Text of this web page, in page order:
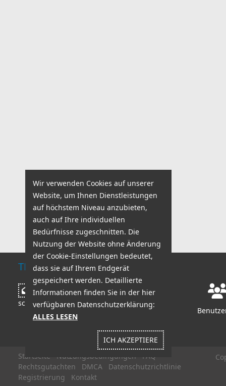
TECHNISCHER SUPPORT
Nachricht
schreiben
Arbeitszeiten:
Sa - So: 8:00 - 14:00
Startseite Nutzungsbedingungen
FAQ
Rechtsgutachten
DMCA
Datenschutzrichtlinie
Registrierung
Kontakt
Wir verwenden Cookies auf unserer
Website, um Ihnen Dienstleistungen
auf höchstem Niveau anzubieten,
auch auf Ihre individuellen
Bedürfnisse zugeschnitten. Die
Nutzung der Website ohne Änderung
der Cookie-Einstellungen bedeutet,
dass sie auf Ihrem Endgerät
gespeichert werden. Detaillierte
Informationen finden Sie in der hier
verfügbaren Datenschutzerklärung:
ALLES LESEN
ICH AKZEPTIERE